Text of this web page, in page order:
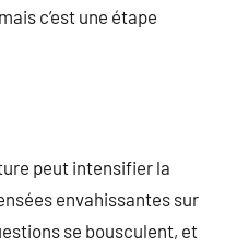
c’est une étape
peut intensifier la
envahissantes sur
se bousculent, et